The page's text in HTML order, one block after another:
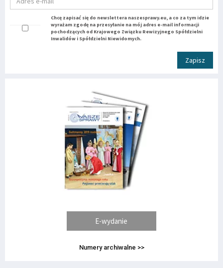
Chcę zapisać się do newslettera naszesprawy.eu, a co za tym idzie
wyrażam zgodę na przesyłanie na mój adres e-mail informacji
pochodzących od Krajowego Związku Rewizyjnego Spółdzielni
Inwalidów i Spółdzielni Niewidomych.
Zapisz
E-wydanie
Numery archiwalne >>